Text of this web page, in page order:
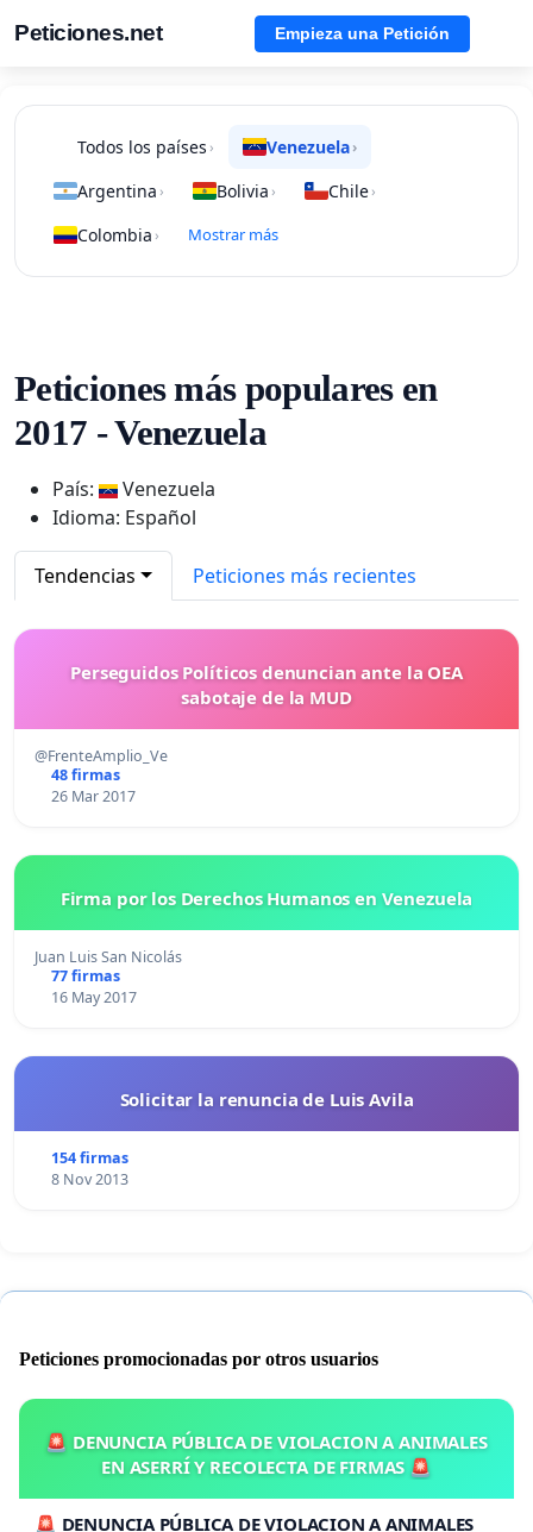
Peticiones.net Empieza una Petición
Todos los países › Venezuela›
Argentina › Bolivia › Chile›
Colombia › Mostrar más
Peticiones más populares en
2017 - Venezuela
País:
Venezuela
Idioma: Español
Tendencias Peticiones más recientes
Perseguidos Políticos denuncian ante la OEA
sabotaje de la MUD
@FrenteAmplio_Ve
48 firmas
26 Mar 2017
Firma por los Derechos Humanos en Venezuela
Juan Luis San Nicolás
77 firmas
16 May 2017
Solicitar la renuncia de Luis Avila
154 firmas
8 Nov 2013
Peticiones promocionadas por otros usuarios
🚨 DENUNCIA PÚBLICA DE VIOLACION A ANIMALES
EN ASERRÍ Y RECOLECTA DE FIRMAS 🚨
🚨 DENUNCIA PÚBLICA DE VIOLACION A ANIMALES